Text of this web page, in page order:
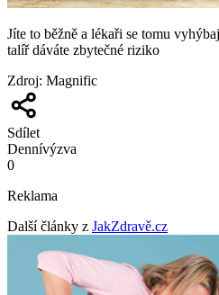
Jíte to běžně a lékaři se tomu
talíř dáváte zbytečné riziko
Zdroj: Magnific
Sdílet
Dennívýzva
0
Reklama
Další články z JakZdravě.cz